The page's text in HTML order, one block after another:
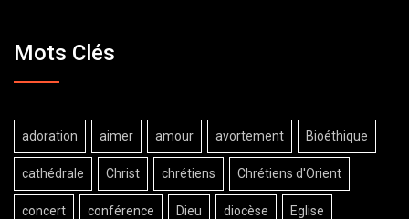
Mots Clés
adoration aimer amour avortement Bioéthique
cathédrale Christ chrétiens Chrétiens d'Orient
concert conférence Dieu diocèse Eglise